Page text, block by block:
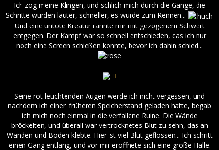
Ich zog meine Klingen, und schlich mich durch die Gänge, die
Schritte wurden lauter, schneller, es wurde zum Rennen...
Und eine untote Kreatur rannte mir mit gezogenem Schwert
entgegen. Der Kampf war so schnell entschieden, das ich nur
noch eine Screen schießen konnte, bevor ich dahin schied...
Seine rot-leuchtenden Augen werde ich nicht vergessen, und
nachdem ich einen früheren Speicherstand geladen hatte, begab
ich mich noch einmal in die verfallene Ruine. Die Wände
bröckelten, und überall war vertrocknetes Blut zu sehn, das an
Wänden und Boden klebte. Hier ist viel Blut geflossen... Ich schritt
einen Gang entlang, und vor mir eröffnete sich eine große Halle.